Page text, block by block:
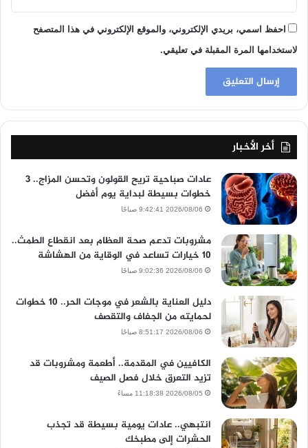
احفظ اسمي، بريدي الإلكتروني، والموقع الإلكتروني في هذا المتصفح
لاستخدامها المرة المقبلة في تعليقي.
أخر الأخبار
عادات صباحية تريح القولون وتحسن المزاج.. 3
خطوات بسيطة لبداية يوم أفضل
2026/08/06 9:42:41 صباحًا
مشروبات تدعم صحة العظام بعد انقطاع الطمث..
10 خيارات تساعد في الوقاية من الهشاشة
2026/08/06 9:02:36 صباحًا
دليل العناية بالشعر في موجات الحر.. 10 خطوات
لحمايته من الجفاف والتقصف
2026/08/06 8:51:17 صباحًا
الكافيين في المقدمة.. أطعمة ومشروبات قد
تزيد التعرق خلال فصل الصيف
2026/08/05 11:18:38 مساءً
انتبهي.. عادات يومية بسيطة قد تجذب
الحشرات إلى مطبخك